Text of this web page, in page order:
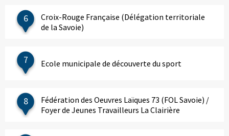
6
Croix-Rouge Française (Délégation territoriale
de la Savoie)
7 Ecole municipale de découverte du sport
8
Fédération des Oeuvres Laïques 73 (FOL Savoie) /
Foyer de Jeunes Travailleurs La Clairière